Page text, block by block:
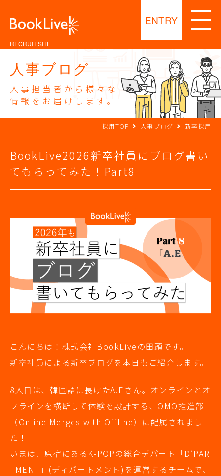
RECRUIT SITE
ENTRY
人事ブログ
人事担当者から様々な
情報をお届けします。
採用TOP 人事ブログ 新卒採用
BookLive2026新卒社員にブログ書い
てもらってみた！Part8
こんにちは！株式会社BookLiveの田頭です。
新卒社員による新卒ブログを本日もご紹介します。
8人目は、韓国語に長けたA.Eさん。オンラインとオ
フラインを横断して体験を設計する、OMO推進部
（Online Merges with Offline）に配属されまし
た！
いまは、原宿にあるK-POPの総合デパート「D’PAR
TMENT」(ディパートメント)を運営するチームで、